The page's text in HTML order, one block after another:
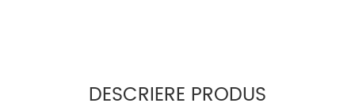
DESCRIERE PRODUS